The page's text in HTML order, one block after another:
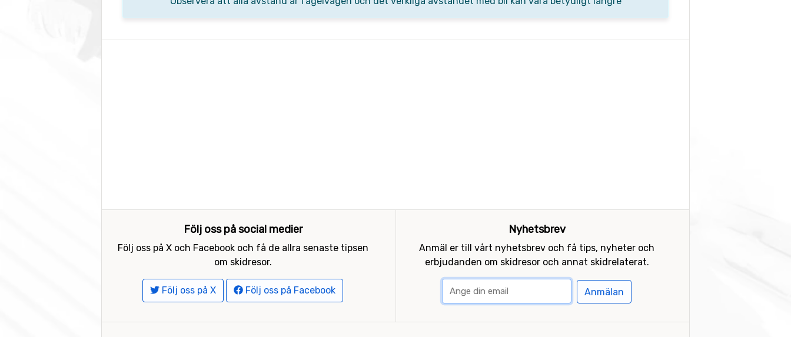
Följ oss på social medier
Följ oss på X och Facebook och få de allra senaste tipsen
om skidresor.
Följ oss på X Följ oss på Facebook
Nyhetsbrev
Anmäl er till vårt nyhetsbrev och få tips, nyheter och
erbjudanden om skidresor och annat skidrelaterat.
Anmälan